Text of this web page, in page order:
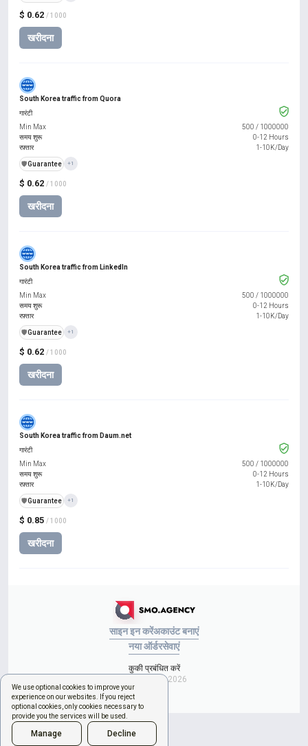
We use optional cookies to improve your
experience on our websites. If you reject
optional cookies, only cookies necessary to
provide you the services will be used.
Manage Decline
$ 0.62 / 1000
खरीदना
South Korea traffic from Quora
$ 0.62 / 1000
खरीदना
गारंटी
Min Max
500 / 1000000
समय शुरू
0-12 Hours
रफ़्तार
1-10K/Day
️🛡️Guarantee +1
South Korea traffic from LinkedIn
$ 0.62 / 1000
खरीदना
गारंटी
Min Max
500 / 1000000
समय शुरू
0-12 Hours
रफ़्तार
1-10K/Day
️🛡️Guarantee +1
South Korea traffic from Daum.net
$ 0.85 / 1000
खरीदना
गारंटी
Min Max
500 / 1000000
समय शुरू
0-12 Hours
रफ़्तार
1-10K/Day
️🛡️Guarantee +1
साइन इन करेंअकाउंट बनाएं
नया ऑर्डरसेवाएं
कुकी प्रबंधित करें
Copyright © 2026